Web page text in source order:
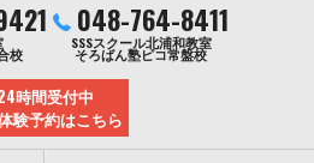
校
048-764-8411
SSSスクール北浦和教室
そろばん塾ピコ常盤校
時間受付中
験予約はこちら